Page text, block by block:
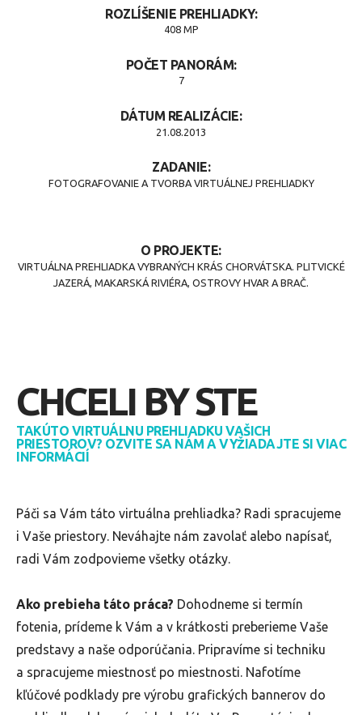
ROZLÍŠENIE PREHLIADKY:
408 MP
POČET PANORÁM:
7
DÁTUM REALIZÁCIE:
21.08.2013
ZADANIE:
FOTOGRAFOVANIE A TVORBA VIRTUÁLNEJ PREHLIADKY
O PROJEKTE:
VIRTUÁLNA PREHLIADKA VYBRANÝCH KRÁS CHORVÁTSKA. PLITVICKÉ
JAZERÁ, MAKARSKÁ RIVIÉRA, OSTROVY HVAR A BRAČ.
CHCELI BY STE
TAKÚTO VIRTUÁLNU PREHLIADKU VAŠICH
PRIESTOROV? OZVITE SA NÁM A VYŽIADAJTE SI VIAC
INFORMÁCIÍ
Páči sa Vám táto virtuálna prehliadka? Radi spracujeme
i Vaše priestory. Neváhajte nám zavolať alebo napísať,
radi Vám zodpovieme všetky otázky.
Ako prebieha táto práca? Dohodneme si termín
fotenia, prídeme k Vám a v krátkosti preberieme Vaše
predstavy a naše odporúčania. Pripravíme si techniku
a spracujeme miestnosť po miestnosti. Nafotíme
kľúčové podklady pre výrobu grafických bannerov do